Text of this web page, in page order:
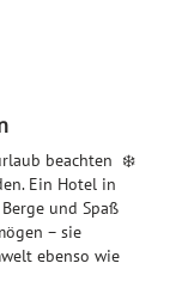
beachten ❄️
Ein Hotel in
und Spaß
– sie
ebenso wie